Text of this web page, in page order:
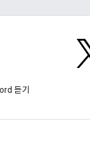
듣기